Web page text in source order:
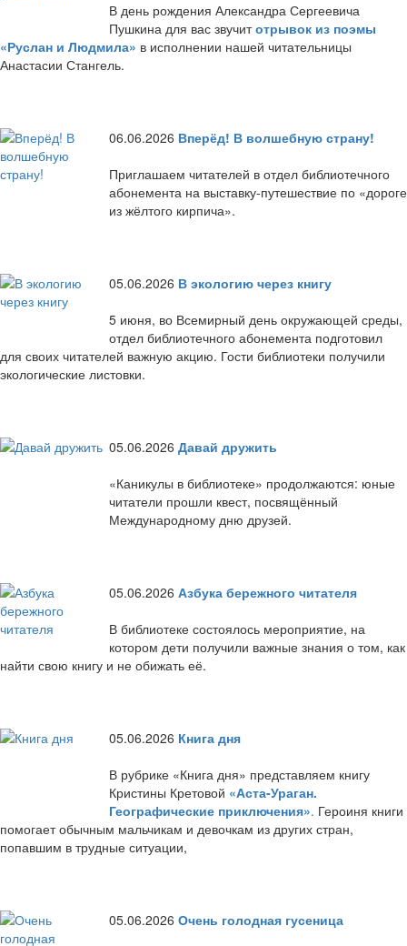
В день рождения Александра Сергеевича
Пушкина для вас звучитотрывок из поэмы
«Руслан и Людмила» в исполнении нашей читательницы
Анастасии Стангель.
06.06.2026 Вперёд! В волшебную страну!
Приглашаем читателей в отдел библиотечного
абонемента на выставку-путешествие по «дороге
из жёлтого кирпича».
05.06.2026 В экологию через книгу
5 июня, во Всемирный день окружающей среды,
отдел библиотечного абонемента подготовил
для своих читателей важную акцию. Гости библиотеки получили
экологические листовки.
05.06.2026 Давай дружить
«Каникулы в библиотеке» продолжаются: юные
читатели прошли квест, посвящённый
Международному дню друзей.
05.06.2026 Азбука бережного читателя
В библиотеке состоялось мероприятие, на
котором дети получили важные знания о том, как
найти свою книгу и не обижать её.
05.06.2026 Книга дня
В рубрике «Книга дня» представляем книгу
Кристины Кретовой «Аста-Ураган.
Географические приключения». Героиня книги
помогает обычным мальчикам и девочкам из других стран,
попавшим в трудные ситуации,
05.06.2026 Очень голодная гусеница